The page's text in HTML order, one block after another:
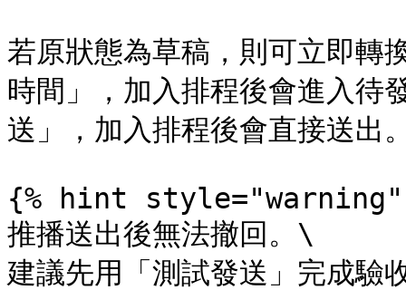
若原狀態為草稿，則可立即轉
時間」，加入排程後會進入待
送」，加入排程後會直接送出
{% hint style="warning"
推播送出後無法撤回。\
建議先用「測試發送」完成驗